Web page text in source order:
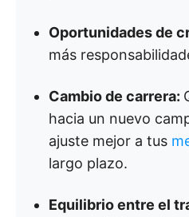
Oportunidades de
más
Cambio de carrera:
hacia un nuevo
ajuste mejor a tus
largo plazo.
Equilibrio entre el